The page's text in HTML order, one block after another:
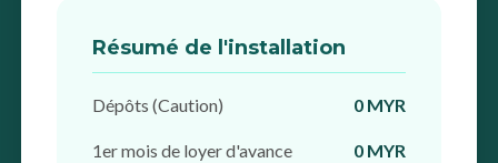
Résumé de l'installation
Dépôts (Caution) 0 MYR
1er mois de loyer d'avance 0 MYR